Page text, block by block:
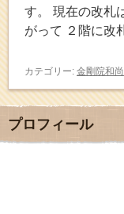
す。 現在の改札
がって ２階に改
カテゴリー: 金剛院和
プロフィール